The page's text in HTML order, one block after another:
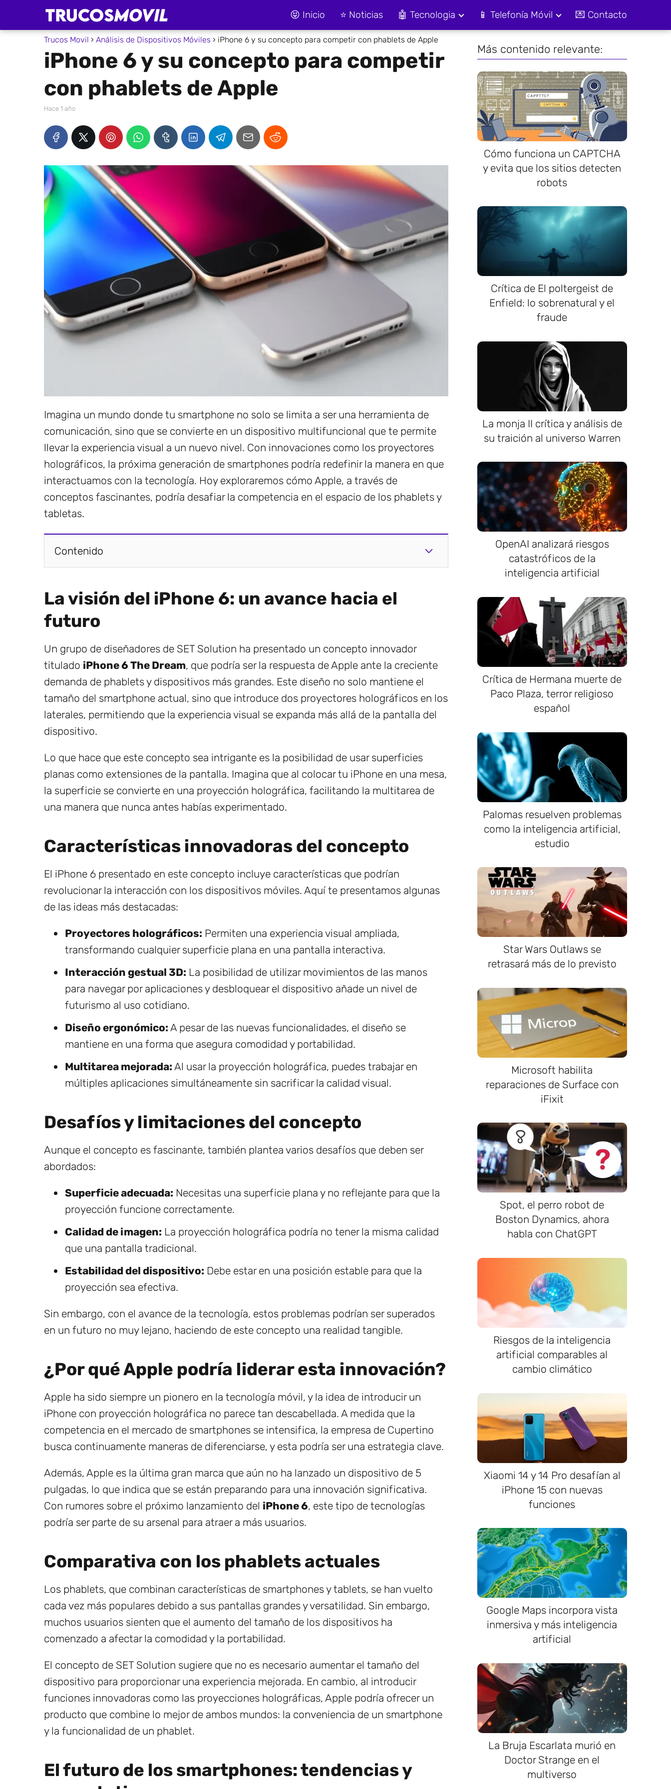
😝 Inicio ⭐ Noticias 🤖 Tecnologia 📱 Telefonía Móvil 💌 Contacto
Trucos Movil Análisis de Dispositivos Móviles iPhone 6 y su concepto para competir con phablets de Apple
iPhone 6 y su concepto para competir
con phablets de Apple
hace 1 año
Imagina un mundo donde tu smartphone no solo se limita a ser una herramienta de
comunicación, sino que se convierte en un dispositivo multifuncional que te permite
llevar la experiencia visual a un nuevo nivel. Con innovaciones como los proyectores
holográficos, la próxima generación de smartphones podría redefinir la manera en que
interactuamos con la tecnología. Hoy exploraremos cómo Apple, a través de
conceptos fascinantes, podría desafiar la competencia en el espacio de los phablets y
tabletas.
Contenido
La visión del iPhone 6: un avance hacia el
futuro
Un grupo de diseñadores de SET Solution ha presentado un concepto innovador
titulado iPhone 6 The Dream, que podría ser la respuesta de Apple ante la creciente
demanda de phablets y dispositivos más grandes. Este diseño no solo mantiene el
tamaño del smartphone actual, sino que introduce dos proyectores holográficos en los
laterales, permitiendo que la experiencia visual se expanda más allá de la pantalla del
dispositivo.
Lo que hace que este concepto sea intrigante es la posibilidad de usar superficies
planas como extensiones de la pantalla. Imagina que al colocar tu iPhone en una mesa,
la superficie se convierte en una proyección holográfica, facilitando la multitarea de
una manera que nunca antes habías experimentado.
Características innovadoras del concepto
El iPhone 6 presentado en este concepto incluye características que podrían
revolucionar la interacción con los dispositivos móviles. Aquí te presentamos algunas
de las ideas más destacadas:
Proyectores holográficos: Permiten una experiencia visual ampliada,
transformando cualquier superficie plana en una pantalla interactiva.
Interacción gestual 3D: La posibilidad de utilizar movimientos de las manos
para navegar por aplicaciones y desbloquear el dispositivo añade un nivel de
futurismo al uso cotidiano.
Diseño ergonómico: A pesar de las nuevas funcionalidades, el diseño se
mantiene en una forma que asegura comodidad y portabilidad.
Multitarea mejorada: Al usar la proyección holográfica, puedes trabajar en
múltiples aplicaciones simultáneamente sin sacrificar la calidad visual.
Desafíos y limitaciones del concepto
Aunque el concepto es fascinante, también plantea varios desafíos que deben ser
abordados:
Superficie adecuada: Necesitas una superficie plana y no reflejante para que la
proyección funcione correctamente.
Calidad de imagen: La proyección holográfica podría no tener la misma calidad
que una pantalla tradicional.
Estabilidad del dispositivo: Debe estar en una posición estable para que la
proyección sea efectiva.
Sin embargo, con el avance de la tecnología, estos problemas podrían ser superados
en un futuro no muy lejano, haciendo de este concepto una realidad tangible.
¿Por qué Apple podría liderar esta innovación?
Apple ha sido siempre un pionero en la tecnología móvil, y la idea de introducir un
iPhone con proyección holográfica no parece tan descabellada. A medida que la
competencia en el mercado de smartphones se intensifica, la empresa de Cupertino
busca continuamente maneras de diferenciarse, y esta podría ser una estrategia clave.
Además, Apple es la última gran marca que aún no ha lanzado un dispositivo de 5
pulgadas, lo que indica que se están preparando para una innovación significativa.
Con rumores sobre el próximo lanzamiento del iPhone 6, este tipo de tecnologías
podría ser parte de su arsenal para atraer a más usuarios.
Comparativa con los phablets actuales
Los phablets, que combinan características de smartphones y tablets, se han vuelto
cada vez más populares debido a sus pantallas grandes y versatilidad. Sin embargo,
muchos usuarios sienten que el aumento del tamaño de los dispositivos ha
comenzado a afectar la comodidad y la portabilidad.
El concepto de SET Solution sugiere que no es necesario aumentar el tamaño del
dispositivo para proporcionar una experiencia mejorada. En cambio, al introducir
funciones innovadoras como las proyecciones holográficas, Apple podría ofrecer un
producto que combine lo mejor de ambos mundos: la conveniencia de un smartphone
y la funcionalidad de un phablet.
El futuro de los smartphones: tendencias y
Más contenido relevante:
Cómo funciona un CAPTCHA
y evita que los sitios detecten
robots
Crítica de El poltergeist de
Enfield: lo sobrenatural y el
fraude
La monja II crítica y análisis de
su traición al universo Warren
OpenAI analizará riesgos
catastróficos de la
inteligencia artificial
Crítica de Hermana muerte de
Paco Plaza, terror religioso
español
Palomas resuelven problemas
como la inteligencia artificial,
estudio
Star Wars Outlaws se
retrasará más de lo previsto
Microsoft habilita
reparaciones de Surface con
iFixit
Spot, el perro robot de
Boston Dynamics, ahora
habla con ChatGPT
Riesgos de la inteligencia
artificial comparables al
cambio climático
Xiaomi 14 y 14 Pro desafían al
iPhone 15 con nuevas
funciones
Google Maps incorpora vista
inmersiva y más inteligencia
artificial
La Bruja Escarlata murió en
Doctor Strange en el
multiverso